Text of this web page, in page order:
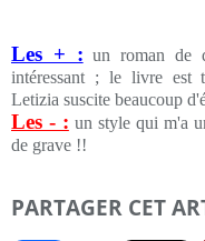
Les + : un roman de
intéressant ; le livre est
Letizia suscite beaucoup
Les - : un style qui m'a
de grave !!
PARTAGER CET